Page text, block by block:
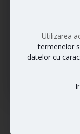
Rezultatele
proceduri sunt
rezultatele nu
© 2022 Dr.
Utilizarea
termenelor
datelor cu